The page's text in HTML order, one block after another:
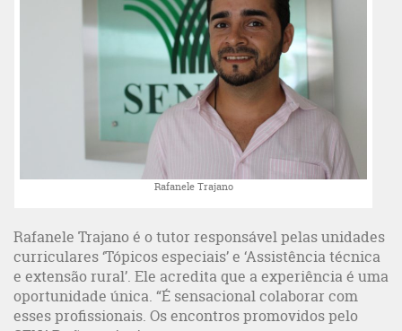
Rafanele Trajano
Rafanele Trajano é o tutor responsável pelas unidades
curriculares ‘Tópicos especiais’ e ‘Assistência técnica
e extensão rural’. Ele acredita que a experiência é uma
oportunidade única. “É sensacional colaborar com
esses profissionais. Os encontros promovidos pelo